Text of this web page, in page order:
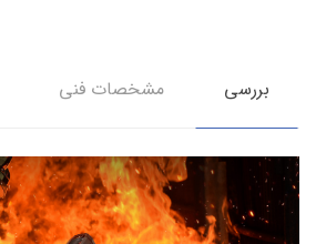
بررسی مشخصات فنی